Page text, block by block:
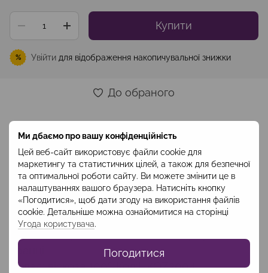
Ми дбаємо про вашу конфіденційність
Цей веб-сайт використовує файли cookie для
маркетингу та статистичних цілей, а також для безпечної
та оптимальної роботи сайту. Ви можете змінити це в
налаштуваннях вашого браузера. Натисніть кнопку
«Погодитися», щоб дати згоду на використання файлів
cookie. Детальніше можна ознайомитися на сторінці
Угода користувача.
Погодитися
Купити
% Увійти для відображення накопичувальної знижки
До обраного
Опис
Ніжна і легка на дотик нічна сорочка світло-
сірого кольору з легкої, шовковистої віскози,
отже, забезпечить вам абсолютний комфорт
під час сну. Сорочка йде в комплекті з
халатом, щоб подарувати вам відчуття
Склад: віскоза 100%Код:HKOZ2004